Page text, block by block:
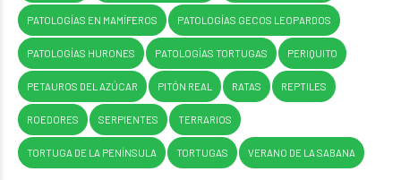
PATOLOGÍAS EN MAMÍFEROS PATOLOGÍAS GECOS LEOPARDOS
PATOLOGÍAS HURONES PATOLOGÍAS TORTUGAS PERIQUITO
PETAUROS DEL AZÚCAR PITÓN REAL RATAS REPTILES
ROEDORES SERPIENTES TERRARIOS
TORTUGA DE LA PENÍNSULA TORTUGAS VERANO DE LA SABANA